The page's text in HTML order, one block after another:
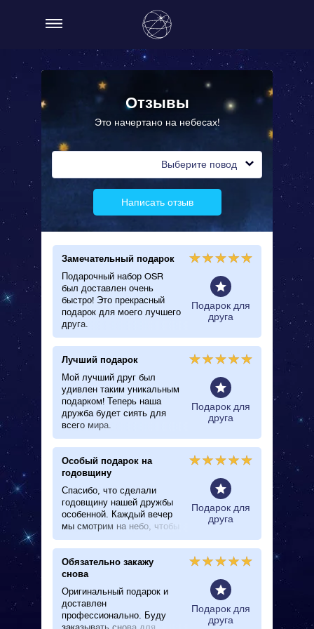
Отзывы
Это начертано на небесах!
Выберите повод
Написать отзыв
на
Замечательный подарок
Подарочный набор OSR
был доставлен очень
быстро! Это прекрасный
подарок для моего лучшего
друга.
Подарок для
друга
Лучший подарок
Мой лучший друг был
удивлен таким уникальным
подарком! Теперь наша
дружба будет сиять для
всего мира.
Подарок для
друга
Особый подарок на
годовщину
Спасибо, что сделали
годовщину нашей дружбы
особенной. Каждый вечер
мы смотрим на небо, чтобы
найти свою звезду.
Подарок для
друга
Обязательно закажу
снова
Оригинальный подарок и
доставлен
профессионально. Буду
Подарок для
друга
Я
нему
Тельце
Я
лица,
Очень
Очень